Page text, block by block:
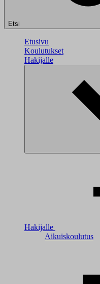
Etsi
Etusivu
Koulutukset
Hakijalle
Hakijalle
Aikuiskoulutus